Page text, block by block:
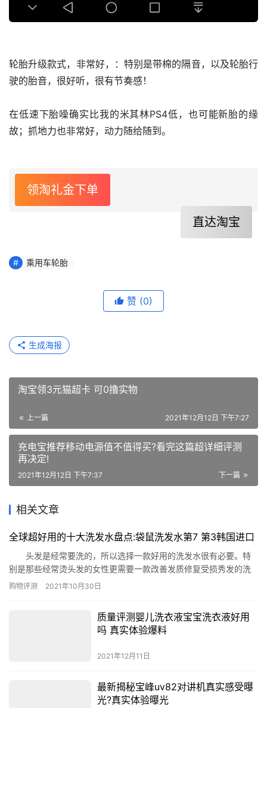
轮胎升级款式，非常好，：特别是带棉的隔音，以及轮胎行
驶的胎音，很好听，很有节奏感！
在低速下胎噪确实比我的米其林PS4低，也可能新胎的缘
故；抓地力也非常好，动力随给随到。
领淘礼金下单
直达淘宝
乘用车轮胎
赞 (0)
生成海报
淘宝领3元猫超卡 可0撸实物
上一篇 2021年12月12日 下午7:27
充电宝推荐移动电源值不值得买?看完这篇超详细评测
再决定!
下一篇
2021年12月12日 下午7:37
相关文章
全球超好用的十大洗发水盘点:袋鼠洗发水第7 第3韩国进口
头发是经常要洗的，所以选择一款好用的洗发水很有必要。特
别是那些经常烫头发的女性更需要一款改善发质修复受损秀发的洗
发水，那么大家知道全球有哪些好用的洗发水吗?下面网为大家介绍
国Avalon阿瓦隆洗发水 2、kiehl's氨基酸…
购物评测 2021年10月30日
质量评测婴儿洗衣液宝宝洗衣液好用
吗 真实体验爆料
2021年12月11日
最新揭秘宝峰uv82对讲机真实感受曝
光?真实体验曝光